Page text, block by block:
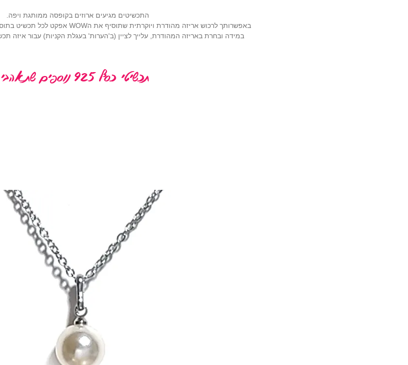
התכשיטים מגיעים ארוזים בקופסה ממותגת ויפה.
באפשרותך לרכוש אריזה מהודרת ויוקרתית שתוסיף את הWOW אפקט לכל תכשיט בתוספת של 25₪ (
במידה ובחרת באריזה המהודרת, עלייך לציין (ב'הערות' בעגלת הקניות) עבור איזה
תכשיטי כסף 925 נוספים שתאהבי